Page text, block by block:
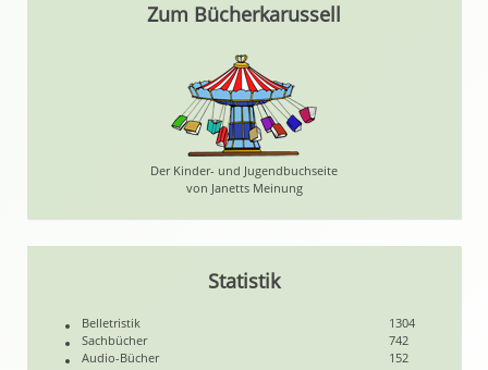
Zum Bücherkarussell
Der Kinder- und Jugendbuchseite
von Janetts Meinung
Statistik
Belletristik
1304
Sachbücher
742
Audio-Bücher
152